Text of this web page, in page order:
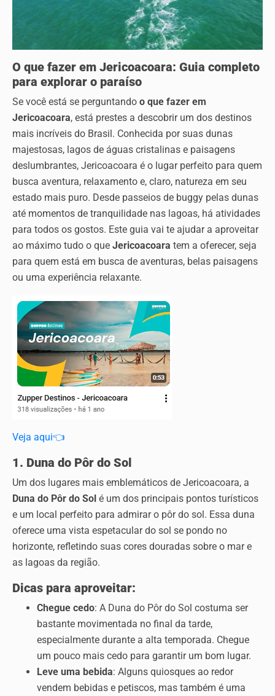
O que fazer em Jericoacoara: Guia completo
para explorar o paraíso
Se você está se perguntando o que fazer em
Jericoacoara, está prestes a descobrir um dos destinos
mais incríveis do Brasil. Conhecida por suas dunas
majestosas, lagos de águas cristalinas e paisagens
deslumbrantes, Jericoacoara é o lugar perfeito para quem
busca aventura, relaxamento e, claro, natureza em seu
estado mais puro. Desde passeios de buggy pelas dunas
até momentos de tranquilidade nas lagoas, há atividades
para todos os gostos. Este guia vai te ajudar a aproveitar
ao máximo tudo o que Jericoacoara tem a oferecer, seja
para quem está em busca de aventuras, belas paisagens
ou uma experiência relaxante.
Veja aqui👈
1. Duna do Pôr do Sol
Um dos lugares mais emblemáticos de Jericoacoara, a
Duna do Pôr do Sol é um dos principais pontos turísticos
e um local perfeito para admirar o pôr do sol. Essa duna
oferece uma vista espetacular do sol se pondo no
horizonte, refletindo suas cores douradas sobre o mar e
as lagoas da região.
Dicas para aproveitar:
Chegue cedo: A Duna do Pôr do Sol costuma ser
bastante movimentada no final da tarde,
especialmente durante a alta temporada. Chegue
um pouco mais cedo para garantir um bom lugar.
Leve uma bebida: Alguns quiosques ao redor
vendem bebidas e petiscos, mas também é uma